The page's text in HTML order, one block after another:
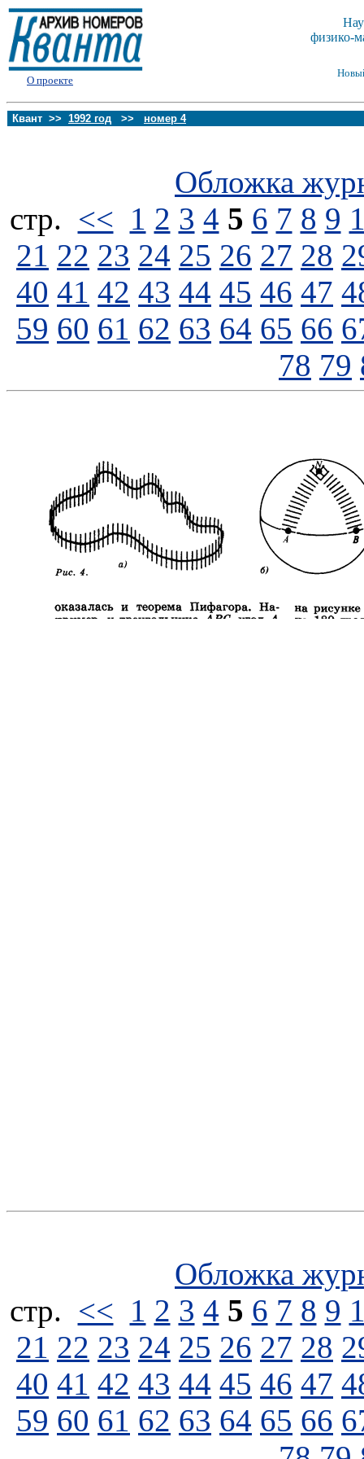
О проекте
физико-
Квант >> 1992 год >> номер 4
Обложка
стp. << 1 2 3 4 5 6 7 8 9
21 22 23 24 25 26 27 28
40 41 42 43 44 45 46 47
59 60 61 62 63 64 65 66
78 79
Обложка
стp. << 1 2 3 4 5 6 7 8 9
21 22 23 24 25 26 27 28
40 41 42 43 44 45 46 47
59 60 61 62 63 64 65 66